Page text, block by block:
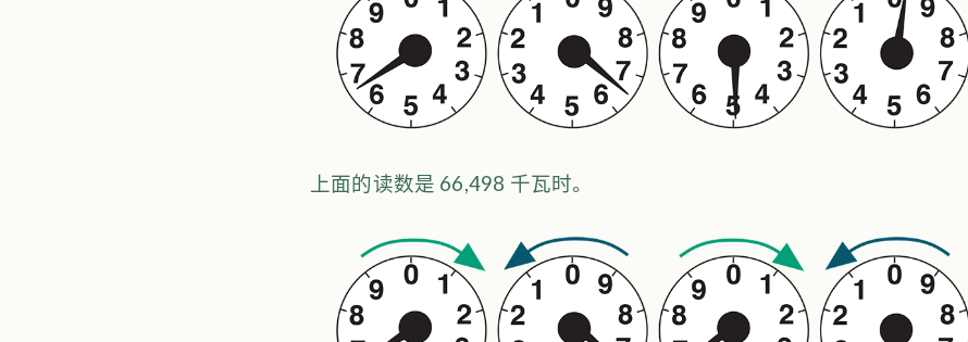
上面的读数是 66,498 千瓦时。